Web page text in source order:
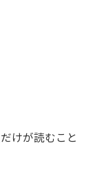
だけが読むこと